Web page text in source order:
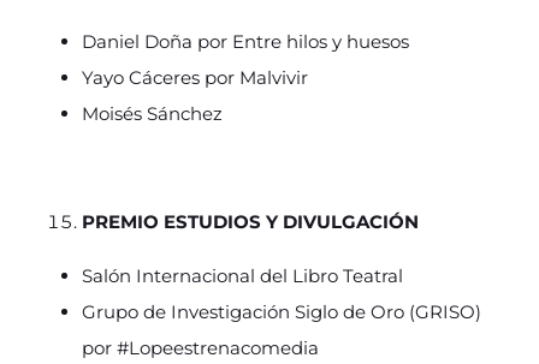
Daniel Doña por Entre hilos y huesos
Yayo Cáceres por Malvivir
Moisés Sánchez
PREMIO ESTUDIOS Y DIVULGACIÓN
Salón Internacional del Libro Teatral
Grupo de Investigación Siglo de Oro (GRISO)
por #Lopeestrenacomedia